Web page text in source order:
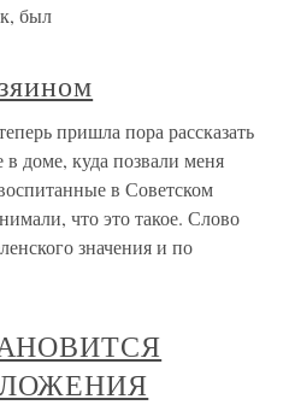
был
пришла пора рассказать
доме, куда позвали меня
в Советском
что это такое. Слово
значения и по